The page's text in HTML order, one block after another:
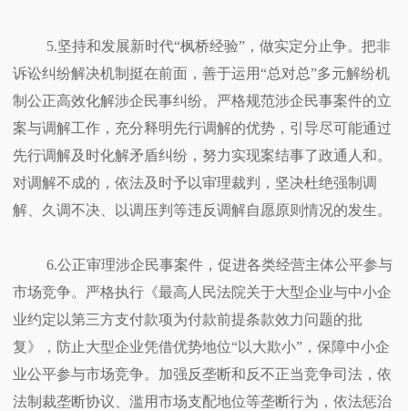
5.坚持和发展新时代“枫桥经验”，做实定分止争。把非
诉讼纠纷解决机制挺在前面，善于运用“总对总”多元解纷机
制公正高效化解涉企民事纠纷。严格规范涉企民事案件的立
案与调解工作，充分释明先行调解的优势，引导尽可能通过
先行调解及时化解矛盾纠纷，努力实现案结事了政通人和。
对调解不成的，依法及时予以审理裁判，坚决杜绝强制调
解、久调不决、以调压判等违反调解自愿原则情况的发生。
6.公正审理涉企民事案件，促进各类经营主体公平参与
市场竞争。严格执行《最高人民法院关于大型企业与中小企
业约定以第三方支付款项为付款前提条款效力问题的批
复》，防止大型企业凭借优势地位“以大欺小”，保障中小企
业公平参与市场竞争。加强反垄断和反不正当竞争司法，依
法制裁垄断协议、滥用市场支配地位等垄断行为，依法惩治